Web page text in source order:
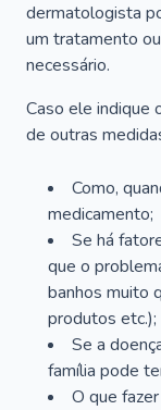
dermatologista
um tratamento
necessário.
Caso ele indique
de outras
Como,
medicamento;
Se há
que o
banhos muito
produtos etc.);
Se a
família pode
O que